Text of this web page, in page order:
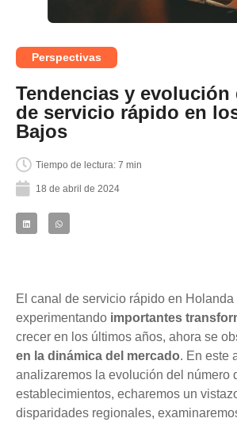
Perspectivas
Tendencias y evolución
de servicio rápido en
Bajos
Tiempo de lectura: 7 min
18 de abril de 2024
El canal de servicio rápido en Holanda
experimentando importantes
crecer en los últimos años, ahora se
en la dinámica del mercado. En este
analizaremos la evolución del número
establecimientos, echaremos un
disparidades regionales,